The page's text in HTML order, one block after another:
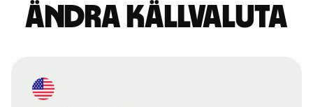
Ändra källvaluta